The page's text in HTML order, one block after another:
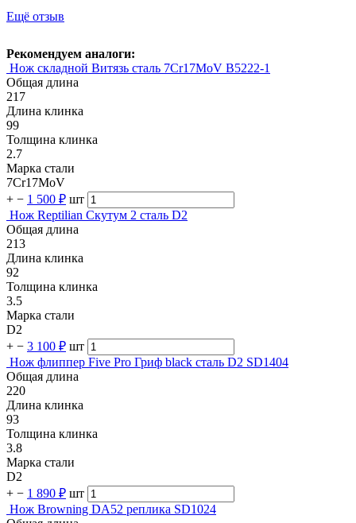
Ещё отзыв
Рекомендуем аналоги:
Нож складной Витязь сталь 7Cr17MoV B5222-1
Общая длина
217
Длина клинка
99
Толщина клинка
2.7
Марка стали
7Cr17MoV
+ − 1 500 ₽ шт
Нож Reptilian Скутум 2 сталь D2
Общая длина
213
Длина клинка
92
Толщина клинка
3.5
Марка стали
D2
+ − 3 100 ₽ шт
Нож флиппер Five Pro Гриф black сталь D2 SD1404
Общая длина
220
Длина клинка
93
Толщина клинка
3.8
Марка стали
D2
+ − 1 890 ₽ шт
Нож Browning DA52 реплика SD1024